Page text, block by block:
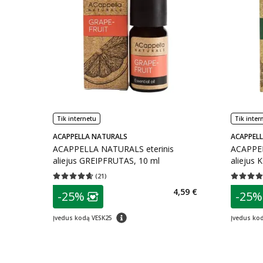
Tik internetu
ACAPPELLA NATURALS
ACAPPELLA NATURALS eterinis
aliejus GREIPFRUTAS, 10 ml
(21)
Vidutinis įvertinimas 4.62
patarimas
Lojalumo klubo narių nuolaida:
-25%
Įvedus kodą VESK25 patarimas
4,59 €
Tik
aliejus
Vidutinis
-25%
Įvedus